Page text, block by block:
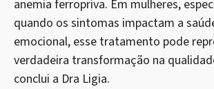
anemia ferropriva. Em mulheres,
quando os sintomas impactam a
emocional, esse tratamento pode
verdadeira transformação na
conclui a Dra Ligia.